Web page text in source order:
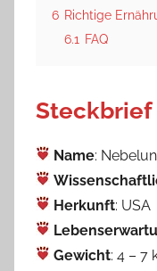
6 Richtige
6.1 FAQ
Steckbrief
Name:
Herkunft: USA
Gewicht: 4 – 7